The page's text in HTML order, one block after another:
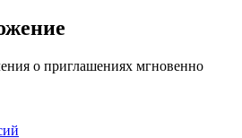
о приглашениях мгновенно